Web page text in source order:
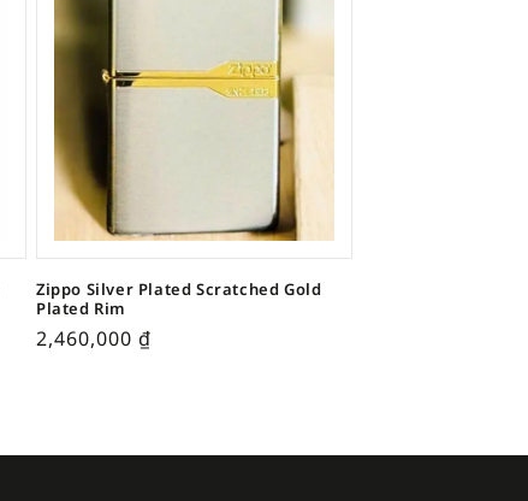
Zippo Silver Plated Scratched Gold
Plated Rim
2,460,000 ₫